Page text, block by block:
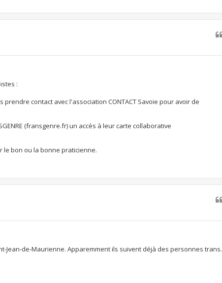
:
contact avec l'association CONTACT Savoie pour avoir de
(fransgenre.fr) un accès à leur carte collaborative
le bon ou la bonne praticienne.
Jean-de-Maurienne. Apparemment ils suivent déjà des personnes trans.